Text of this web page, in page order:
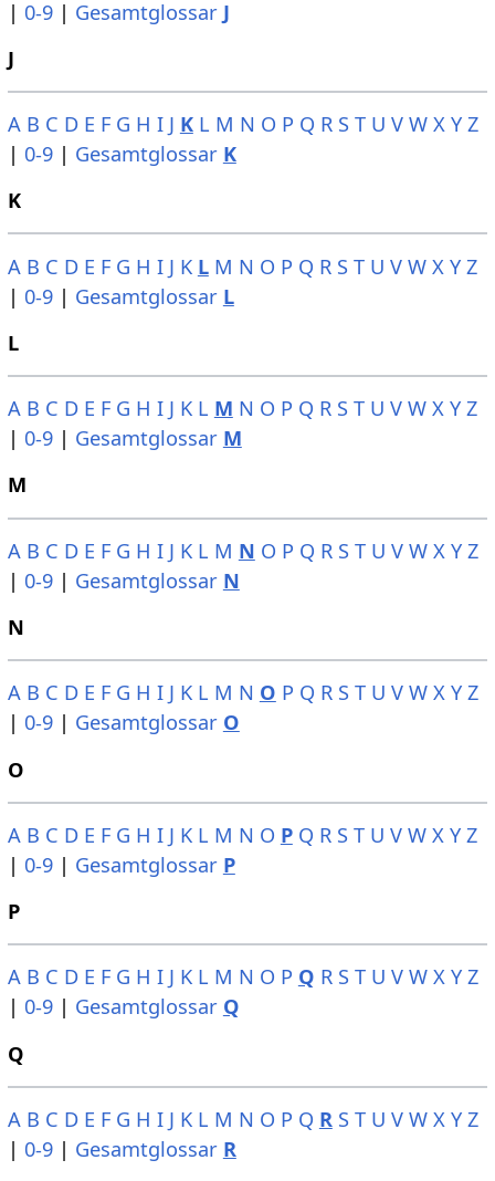
| 0-9| Gesamtglossar J
J
A B C D E F G H I J K L M N O P Q R S T U V W X Y Z
| 0-9| Gesamtglossar K
K
A B C D E F G H I J K L M N O P Q R S T U V W X Y Z
| 0-9| Gesamtglossar L
L
A B C D E F G H I J K L M N O P Q R S T U V W X Y Z
| 0-9| Gesamtglossar M
M
A B C D E F G H I J K L M N O P Q R S T U V W X Y Z
| 0-9| Gesamtglossar N
N
A B C D E F G H I J K L M N O P Q R S T U V W X Y Z
| 0-9| Gesamtglossar O
O
A B C D E F G H I J K L M N O P Q R S T U V W X Y Z
| 0-9| Gesamtglossar P
P
A B C D E F G H I J K L M N O P Q R S T U V W X Y Z
| 0-9| Gesamtglossar Q
Q
A B C D E F G H I J K L M N O P Q R S T U V W X Y Z
| 0-9| Gesamtglossar R